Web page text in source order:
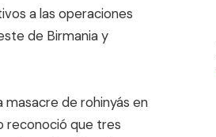
a las operaciones
de Birmania y
de rohinyás en
reconoció que tres